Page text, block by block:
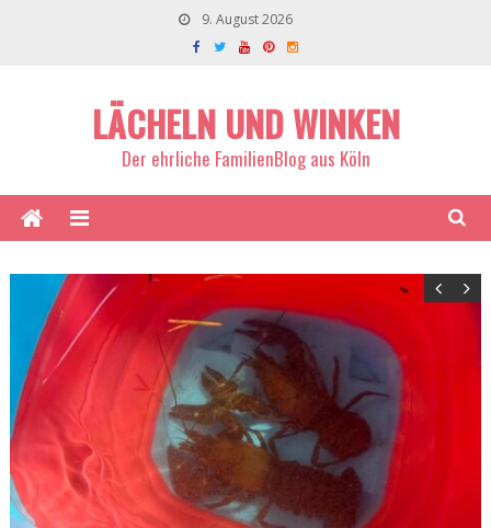
9. August 2026
LÄCHELN UND WINKEN
Der ehrliche FamilienBlog aus Köln